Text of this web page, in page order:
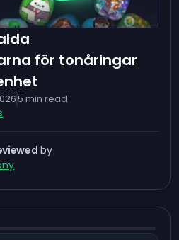
för tonåringar
5 min read
by